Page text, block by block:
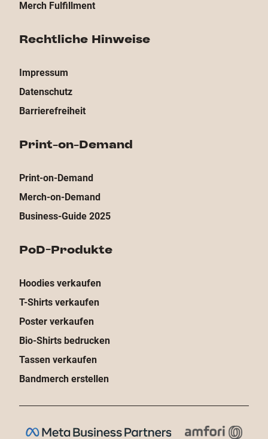
Merch Fulfillment
Rechtliche Hinweise
Impressum
Datenschutz
Barrierefreiheit
Print-on-Demand
Print-on-Demand
Merch-on-Demand
Business-Guide 2025
PoD-Produkte
Hoodies verkaufen
T-Shirts verkaufen
Poster verkaufen
Bio-Shirts bedrucken
Tassen verkaufen
Bandmerch erstellen